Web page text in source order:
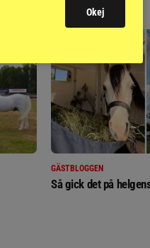
GÄSTBLOGGEN
Så gick det på
Okej